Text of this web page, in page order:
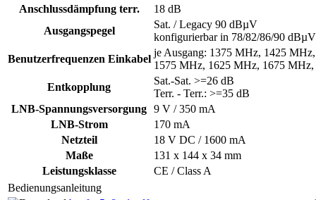
Anschlussdämpfung terr.
18 dB
Ausgangspegel
Sat. / Legacy 90 dBµV
konfigurierbar in 78/82/86/90 dBµV
Benutzerfrequenzen Einkabel
je Ausgang: 1375 MHz, 1425
1575 MHz, 1625 MHz, 1675
Entkopplung
Sat.-Sat. >=26 dB
Terr. - Terr.: >=35 dB
LNB-Spannungsversorgung 9 V / 350 mA
LNB-Strom
170 mA
Netzteil
18 V DC / 1600 mA
Maße
131 x 144 x 34 mm
Leistungsklasse
CE / Class A
Bedienungsanleitung